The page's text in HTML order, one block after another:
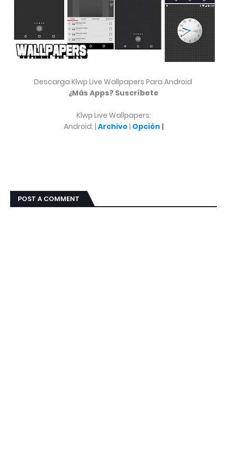
Descarga Klwp Live Wallpapers Para Android
¿Más Apps? Suscríbete
Klwp Live Wallpapers:
Android: | Archivo | Opción |
POST A COMMENT